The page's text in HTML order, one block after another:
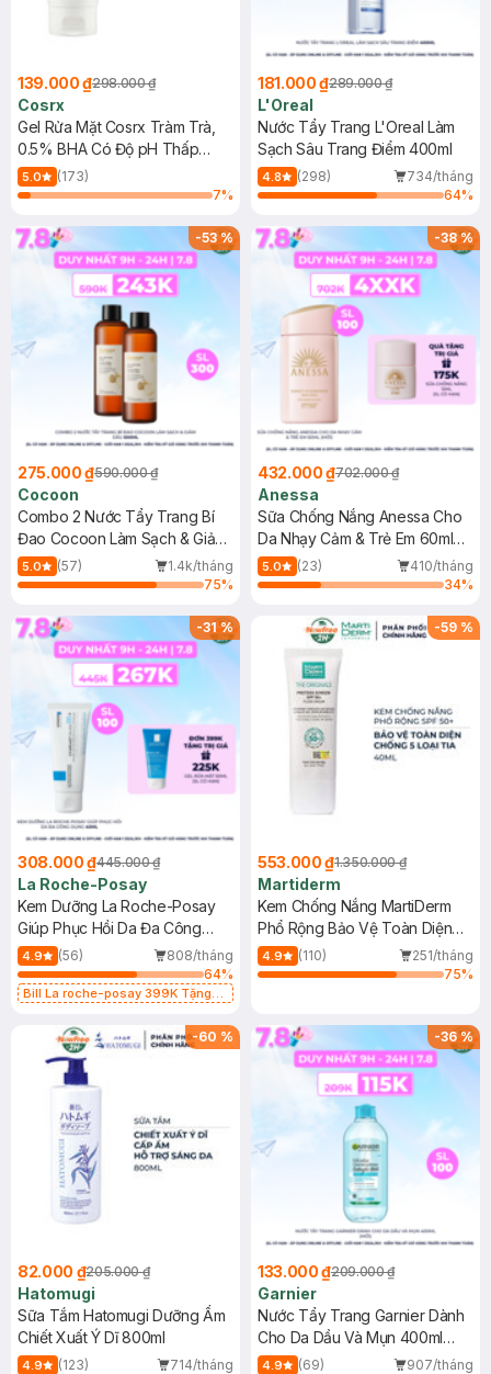
139.000 ₫298.000 ₫
Cosrx
Gel Rửa Mặt Cosrx Tràm Trà,
0.5% BHA Có Độ pH Thấp
150ml
5.0
(173)
7%
181.000 ₫289.000 ₫
L'Oreal
Nước Tẩy Trang L'Oreal Làm
Sạch Sâu Trang Điểm 400ml
4.8 (298)
734/tháng
64%
-53%
275.000 ₫590.000 ₫
Cocoon
Combo 2 Nước Tẩy Trang Bí
Đao Cocoon Làm Sạch & Giảm
Dầu 500ml
5.0 (57)
1.4k/tháng
75%
-38%
432.000 ₫702.000 ₫
Anessa
Sữa Chống Nắng Anessa Cho
Da Nhạy Cảm & Trẻ Em 60ml
(Mới)
5.0 (23)
410/tháng
34%
-31%
308.000 ₫445.000 ₫
La Roche-Posay
Kem Dưỡng La Roche-Posay
Giúp Phục Hồi Da Đa Công
Dụng 40ml
4.9 (56)
808/tháng
64%
Bill La roche-posay 399K Tặng
(SL có hạn)
-59 %
553.000 ₫1.350.000 ₫
Martiderm
Kem Chống Nắng MartiDerm
Phổ Rộng Bảo Vệ Toàn Diện
40ml
4.9 (110)
251/tháng
75%
-60 %
82.000 ₫205.000 ₫
Hatomugi
Sữa Tắm Hatomugi Dưỡng Ẩm
Chiết Xuất Ý Dĩ 800ml
4.9 (123)
714/tháng
-36%
133.000 ₫209.000 ₫
Garnier
Nước Tẩy Trang Garnier Dành
Cho Da Dầu Và Mụn 400ml
(Mới)
4.9 (69)
907/tháng